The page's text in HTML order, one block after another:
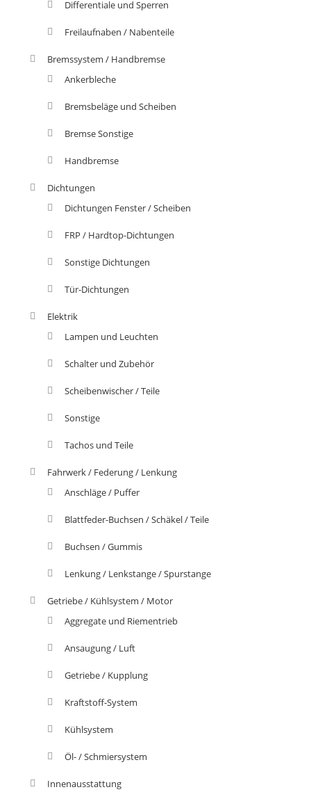
Differentiale und Sperren
Freilaufnaben / Nabenteile
Bremssystem / Handbremse
Ankerbleche
Bremsbeläge und Scheiben
Bremse Sonstige
Handbremse
Dichtungen
Dichtungen Fenster / Scheiben
FRP / Hardtop-Dichtungen
Sonstige Dichtungen
Tür-Dichtungen
Elektrik
Lampen und Leuchten
Schalter und Zubehör
Scheibenwischer / Teile
Sonstige
Tachos und Teile
Fahrwerk / Federung / Lenkung
Anschläge / Puffer
Blattfeder-Buchsen / Schäkel / Teile
Buchsen / Gummis
Lenkung / Lenkstange / Spurstange
Getriebe / Kühlsystem / Motor
Aggregate und Riementrieb
Ansaugung / Luft
Getriebe / Kupplung
Kraftstoff-System
Kühlsystem
Öl- / Schmiersystem
Innenausstattung